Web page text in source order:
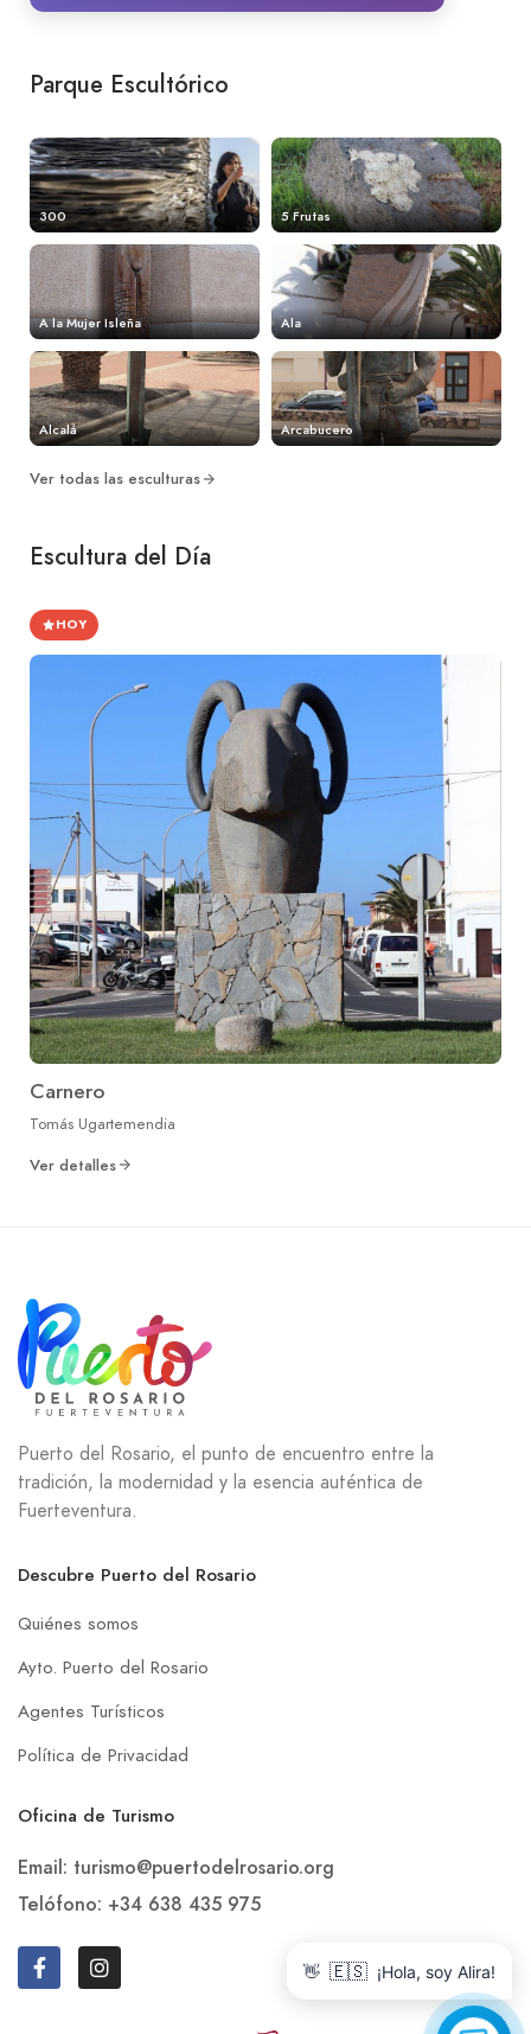
Parque Escultórico
300 5 Frutas
A la Mujer Isleña Ala
Alcalá Arcabucero
Ver todas las esculturas
Escultura del Día
HOY
Carnero
Tomás Ugartemendia
Ver detalles
Puerto del Rosario, el punto de encuentro entre la
tradición, la modernidad y la esencia auténtica de
Fuerteventura.
Descubre Puerto del Rosario
Quiénes somos
Ayto. Puerto del Rosario
Agentes Turísticos
Política de Privacidad
Oficina de Turismo
Email: turismo@puertodelrosario.org
Telófono: +34 638 435 975
👋 🇪🇸 ¡Hola, soy Alira!